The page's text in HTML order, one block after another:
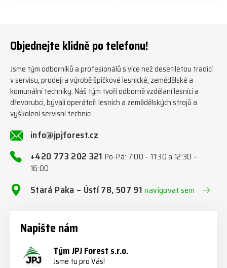
#firewoodproduction
#firewood #deitmer
Objednejte klidně po telefonu!
Jsme tým odborníků a profesionálů s více než desetiletou tradicí
v servisu, prodeji a výrobě špičkové lesnické, zemědělské a
komunální techniky. Náš tým tvoří odborně vzdělaní lesníci a
dřevorubci, bývalí operátoři lesních a zemědělských strojů a
vyškolení servisní technici.
info@jpjforest.cz
+420 773 202 321Po-Pá: 7:00 – 11:30 a 12:30 –
16:00
Stará Paka – Ústí 78, 507 91navigovat sem
Napište nám
Tým JPJ Forest s.r.o.
Jsme tu pro Vás!